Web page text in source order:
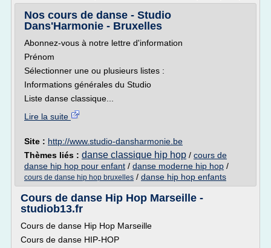
Nos cours de danse - Studio
Dans'Harmonie - Bruxelles
Abonnez-vous à notre lettre d'information
Prénom
Sélectionner une ou plusieurs listes :
Informations générales du Studio
Liste danse classique...
Lire la suite
Site : http://www.studio-dansharmonie.be
Thèmes liés : danse classique hip hop / cours de
danse hip hop pour enfant / danse moderne hip hop /
cours de danse hip hop bruxelles / danse hip hop enfants
Cours de danse Hip Hop Marseille -
studiob13.fr
Cours de danse Hip Hop Marseille
Cours de danse HIP-HOP